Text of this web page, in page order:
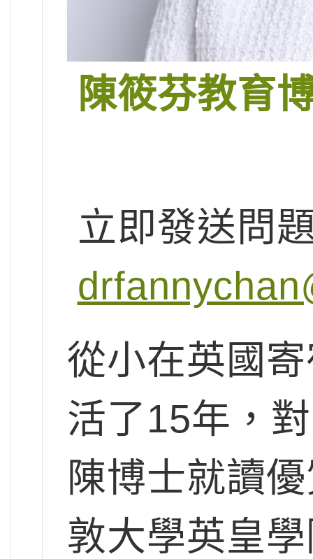
陳筱芬教育
立即發送問
從小在英國
活了15年，
陳博士就讀
敦大學英皇